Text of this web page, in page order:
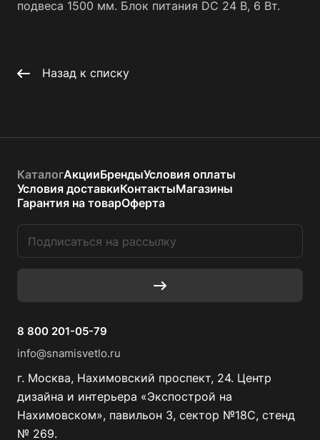
подвеса 1500 мм. Блок питания DC 24 В, 6 Вт.
Назад к списку
КаталогАкцииБрендыУсловия оплаты
Условия доставкиКонтактыМагазины
Гарантия на товарОферта
8 800 201-05-79
info@snamisvetlo.ru
г. Москва, Нахимовский проспект, 24. Центр
дизайна и интерьера «Экспострой на
Нахимовском», павильон 3, сектор №18С, стенд
№ 269.